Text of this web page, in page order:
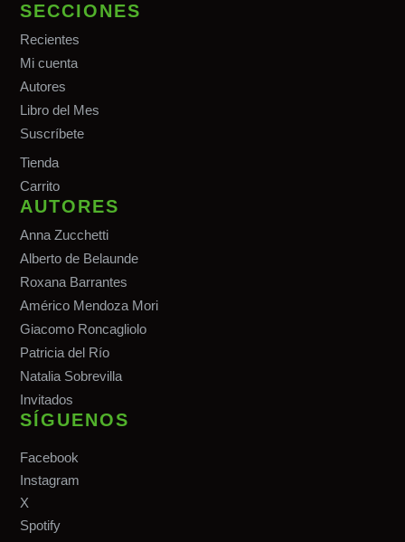
SECCIONES
Recientes
Mi cuenta
Autores
Libro del Mes
Suscríbete
Tienda
Carrito
AUTORES
Anna Zucchetti
Alberto de Belaunde
Roxana Barrantes
Américo Mendoza Mori
Giacomo Roncagliolo
Patricia del Río
Natalia Sobrevilla
Invitados
SÍGUENOS
Facebook
Instagram
X
Spotify